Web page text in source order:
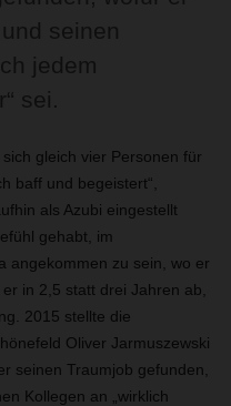
seinen
jedem
sei.
gleich vier Personen für
baff und begeistert“,
als Azubi eingestellt
gehabt, im
angekommen zu sein, wo er
in 2,5 statt drei Jahren ab,
2015 stellte die
Oliver Jarmuszewski
seinen Traumjob gefunden,
Kollegen an „wirklich